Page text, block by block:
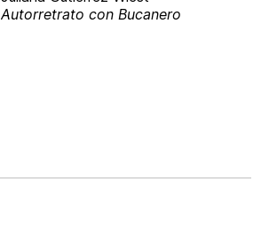
Autorretrato con Bucanero